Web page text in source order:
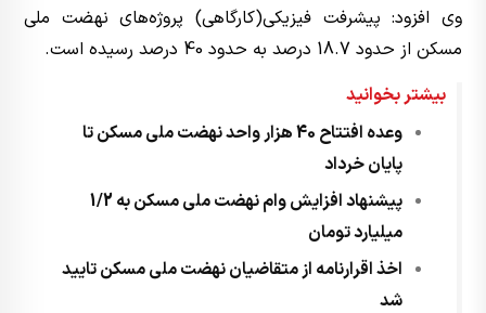
وی افزود: پیشرفت فیزیکی(کارگاهی)‌ پروژه‌های نهضت ملی
مسکن از حدود 18.7 درصد به حدود 40 درصد رسیده است.
بیشتر بخوانید
وعده افتتاح 40 هزار واحد نهضت ملی مسکن تا
پایان خرداد
پیشنهاد افزایش وام نهضت ملی مسکن به 1/2
میلیارد تومان
اخذ اقرارنامه از متقاضیان نهضت ملی مسکن تایید
شد